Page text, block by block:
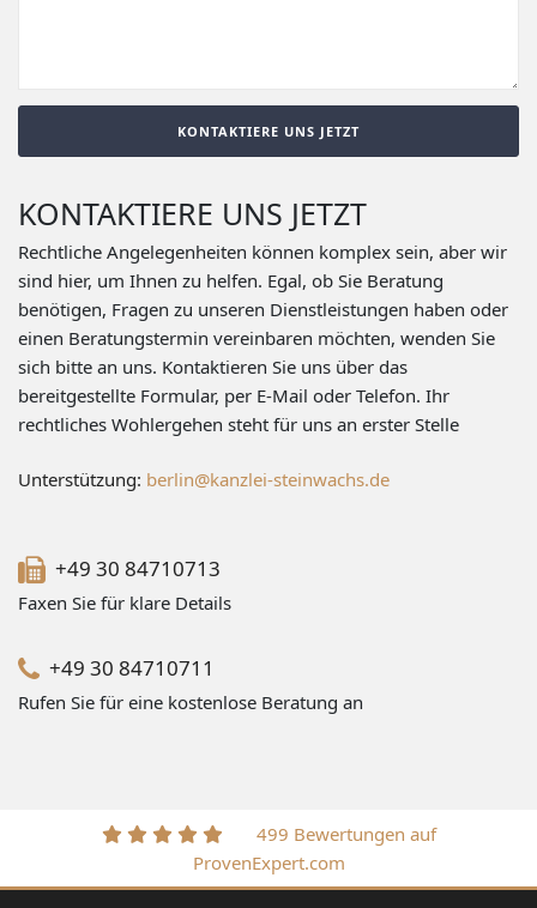
KONTAKTIERE UNS JETZT
Rechtliche Angelegenheiten können komplex sein, aber wir
sind hier, um Ihnen zu helfen. Egal, ob Sie Beratung
benötigen, Fragen zu unseren Dienstleistungen haben oder
einen Beratungstermin vereinbaren möchten, wenden Sie
sich bitte an uns. Kontaktieren Sie uns über das
bereitgestellte Formular, per E-Mail oder Telefon. Ihr
rechtliches Wohlergehen steht für uns an erster Stelle
Unterstützung: berlin@kanzlei-steinwachs.de
+49 30 84710713
Faxen Sie für klare Details
+49 30 84710711
Rufen Sie für eine kostenlose Beratung an
499 Bewertungen auf
ProvenExpert.com